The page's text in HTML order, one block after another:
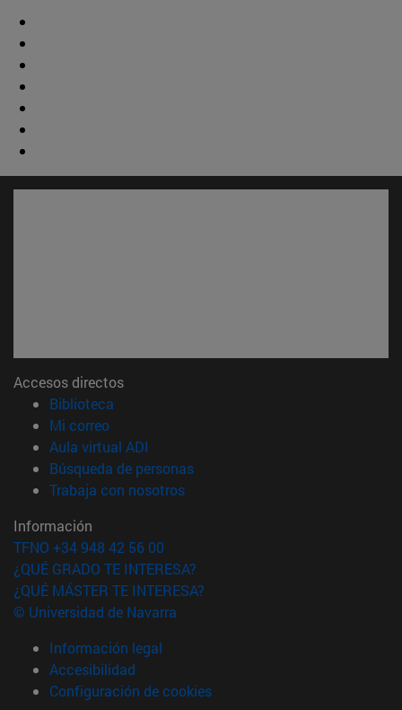
Accesos directos
Biblioteca
Mi correo(abre en nueva ventana)
Aula virtual ADI
Búsqueda de personas(abre en nueva ventana)
Trabaja con nosotros(abre en nueva ventana)
Información
TFNO +34 948 42 56 00
¿QUÉ GRADO TE INTERESA?
¿QUÉ MÁSTER TE INTERESA?
© Universidad de Navarra
Información legal
Accesibilidad
Configuración de cookies